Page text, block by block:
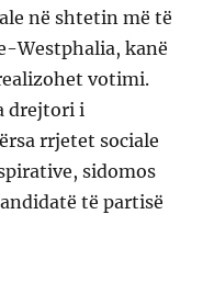
në shtetin më të
Westphalia, kanë
votimi.
drejtori i
rrjetet sociale
sidomos
të partisë